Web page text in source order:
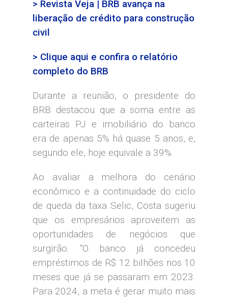
> Revista Veja | BRB avança na
liberação de crédito para construção
civil
> Clique aqui e confira o relatório
completo do BRB
Durante a reunião, o presidente do
BRB destacou que a soma entre as
carteiras PJ e imobiliário do banco
era de apenas 5% há quase 5 anos, e,
segundo ele, hoje equivale a 39%.
Ao avaliar a melhora do cenário
econômico e a continuidade do ciclo
de queda da taxa Selic, Costa sugeriu
que os empresários aproveitem as
oportunidades de negócios que
surgirão. “O banco já concedeu
empréstimos de R$ 12 bilhões nos 10
meses que já se passaram em 2023.
Para 2024, a meta é gerar muito mais